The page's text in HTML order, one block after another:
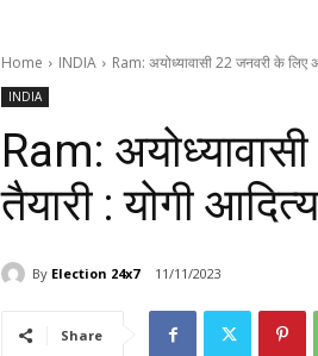
Home INDIA Ram: अयोध्यावासी 22 जनवरी के लिए
INDIA
Ram:
तैयारी : योगी
By Election 24x7 11/11/2023
Share